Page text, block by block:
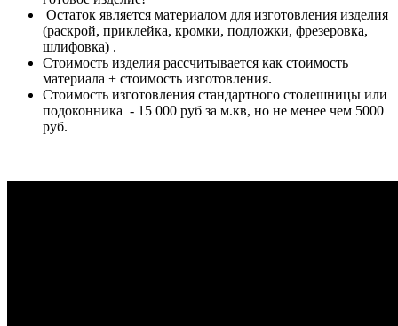
Остаток является материалом для изготовления изделия
(раскрой, приклейка, кромки, подложки, фрезеровка,
шлифовка) .
Стоимость изделия рассчитывается как стоимость
материала + стоимость изготовления.
Стоимость изготовления стандартного столешницы или
подоконника - 15 000 руб за м.кв, но не менее чем 5000
руб.